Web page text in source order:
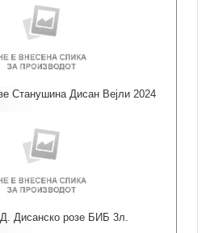
Станушина Дисан Вејли 2024
Дисанско розе БИБ 3л.